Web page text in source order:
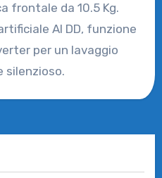
frontale da 10.5 Kg.
AI DD, funzione
per un lavaggio